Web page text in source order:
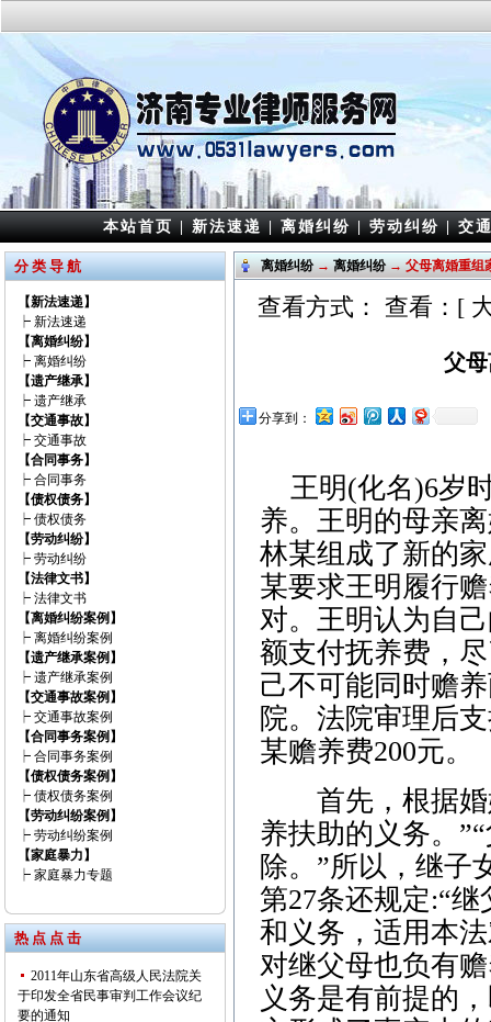
本站首页|新法速递|离婚纠纷|劳动纠纷|交
分 类 导 航
【新法速递】
┝ 新法速递
【离婚纠纷】
┝ 离婚纠纷
【遗产继承】
┝ 遗产继承
【交通事故】
┝ 交通事故
【合同事务】
┝ 合同事务
【债权债务】
┝ 债权债务
【劳动纠纷】
┝ 劳动纠纷
【法律文书】
┝ 法律文书
【离婚纠纷案例】
┝ 离婚纠纷案例
【遗产继承案例】
┝ 遗产继承案例
【交通事故案例】
┝ 交通事故案例
【合同事务案例】
┝ 合同事务案例
【债权债务案例】
┝ 债权债务案例
【劳动纠纷案例】
┝ 劳动纠纷案例
【家庭暴力】
┝ 家庭暴力专题
热 点 点 击
2011年山东省高级人民法院关
于印发全省民事审判工作会议纪
要的通知
离婚纠纷→离婚纠纷→ 父母离婚重组
查看方式： 查看：[
父
分享到：
王明(化名)6岁
养。王明的母亲
林某组成了新的
某要求王明履行
对。王明认为自
额支付抚养费，
己不可能同时赡
院。法院审理后
某赡养费200元。
首先，根据婚
养扶助的义务。
除。”所以，继子
第27条还规定:“
和义务，适用本
对继父母也负有
义务是有前提的